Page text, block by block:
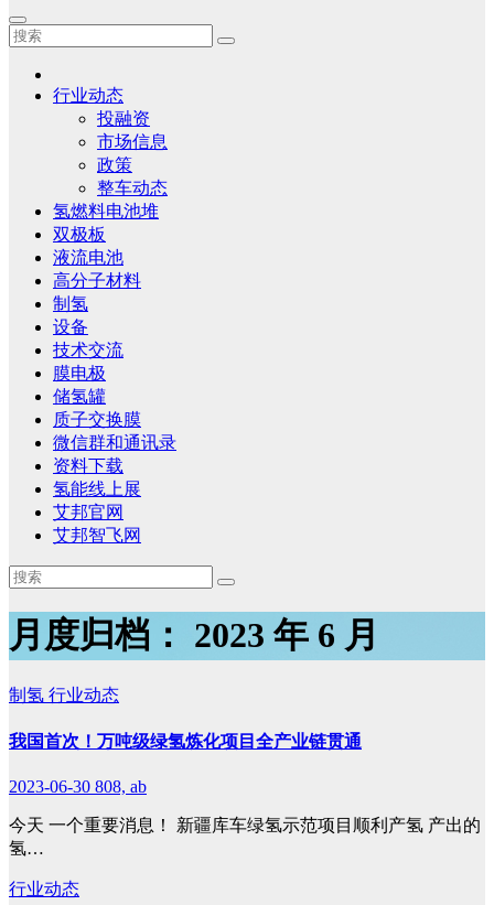
行业动态
投融资
市场信息
政策
整车动态
氢燃料电池堆
双极板
液流电池
高分子材料
制氢
设备
技术交流
膜电极
储氢罐
质子交换膜
微信群和通讯录
资料下载
氢能线上展
艾邦官网
艾邦智飞网
月度归档： 2023 年 6 月
制氢 行业动态
我国首次！万吨级绿氢炼化项目全产业链贯通
2023-06-30 808, ab
今天 一个重要消息！ 新疆库车绿氢示范项目顺利产氢 产出的
氢…
行业动态